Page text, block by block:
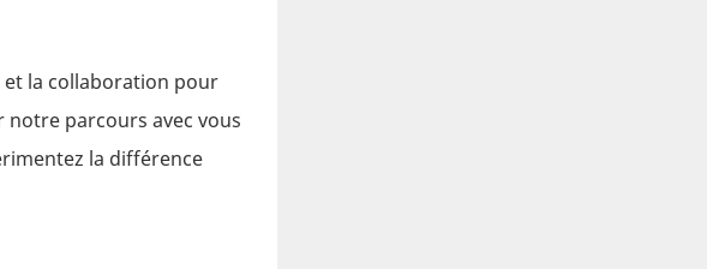
et la collaboration pour
parcours avec vous
la différence